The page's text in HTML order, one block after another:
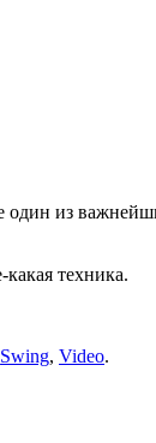
один из
техника.
Swing, Video.